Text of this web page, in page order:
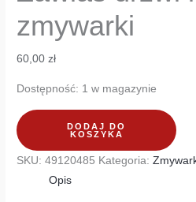
zmywarki
60,00zł
Dostępność: 1 w magazynie
DODAJ DO
KOSZYKA
SKU:49120485 Kategoria:
Opis